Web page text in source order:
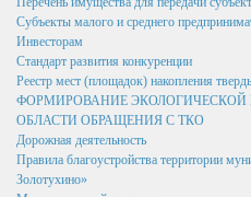
Онлайн-запись
Административные
Регламенты
ТКМВ
Проекты
Субъекты малого и среднего
Инвесторам
Стандарт развития конкуренции
Реестр мест (площадок) накопления
ФОРМИРОВАНИЕ ЭКОЛОГИЧЕСКОЙ
ОБЛАСТИ ОБРАЩЕНИЯ С ТКО
Дорожная деятельность
Правила благоустройства территории
Золотухино»